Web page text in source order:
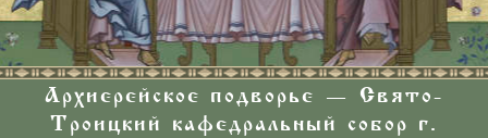
Архиерейское подворье — Свято-
Троицкий кафедральный собор г.